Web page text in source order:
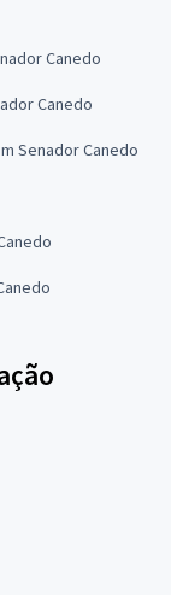
Canedo
Canedo
Senador Canedo